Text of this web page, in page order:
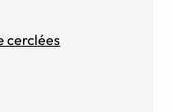
cerclées